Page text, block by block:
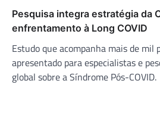
Pesquisa integra estratégia da
enfrentamento à Long COVID
Estudo que acompanha mais de mil
apresentado para especialistas e
global sobre a Síndrome Pós-COVID.